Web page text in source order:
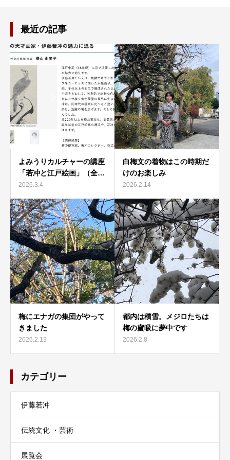
最近の記事
よみうりカルチャーの講座
「若冲と江戸絵画」（全…
2026.3.4
白梅文の着物はこの時期だ
けのお楽しみ
2026.2.14
梅にエナガの集団がやって
きました
2026.2.13
都内は積雪。メジロたちは
梅の蜜吸に夢中です
2026.2.8
カテゴリー
伊藤若冲
伝統文化 ・芸術
展覧会